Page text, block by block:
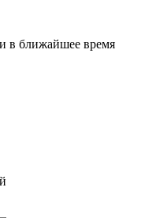
в ближайшее время